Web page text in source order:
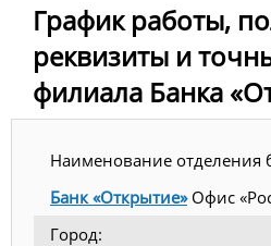
График работы,
реквизиты и
филиала Банка
Наименование отделения
Банк «Открытие»Офис
Город: